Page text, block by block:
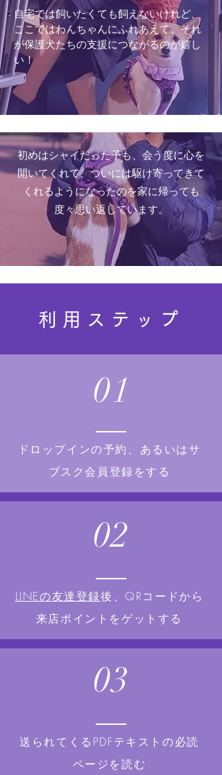
自宅では飼いたくても飼えないけれど、
ここではわんちゃんにふれあえて、それ
が保護犬たちの支援につながるのが嬉し
い！
初めはシャイだった子も、会う度に心を
開いてくれて、ついには駆け寄ってきて
くれるようになったのを家に帰っても
度々思い返しています。
利用ステップ
01
ドロップインの予約、あるいはサ
ブスク会員登録をする
02
​LINEの友達登録後、QRコードから
来店ポイントをゲットする
03
​送られてくるPDFテキストの必読
ページを読む